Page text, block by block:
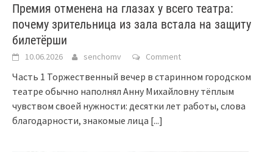
Премия отменена на глазах у всего театра:
почему зрительница из зала встала на защиту
билетёрши
10.06.2026 senchomv Comment
Часть 1 Торжественный вечер в старинном городском
театре обычно наполнял Анну Михайловну тёплым
чувством своей нужности: десятки лет работы, слова
благодарности, знакомые лица [...]